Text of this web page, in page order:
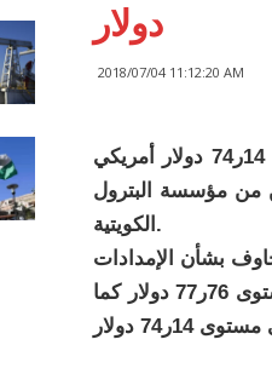
دولار
2018/07/04 11:12:20 AM
انخفض سعر برميل النفط الكويتي 68 سنتا في تداولات يوم أمس الثلاثاء ليبلغ 14ر74 دولار أمريكي
من مؤسسة البترول
الكويتية.
وارتفع سعر برميل نفط خام القياس العالمي مزيج برنت 46 سنتا ليصل إلى مستوى 76ر77 دولار كما